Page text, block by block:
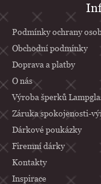
á
a
í
Podmínky ochrany
Obchodní podmínky
Doprava a platby
O nás
Výroba šperků
Záruka spokojenosti-
Dárkové poukázky
Firemní dárky
Kontakty
Inspirace